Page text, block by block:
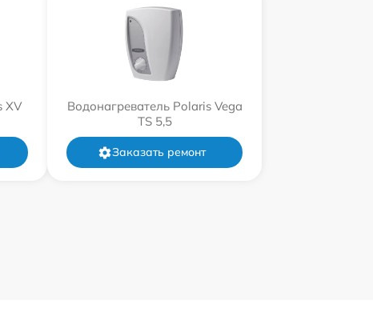
XV
Водонагреватель Polaris Vega
TS 5,5
Заказать ремонт